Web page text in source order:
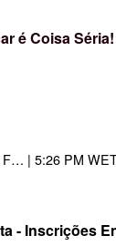
é Coisa Séria!
F… | 5:26 PM
- Inscrições